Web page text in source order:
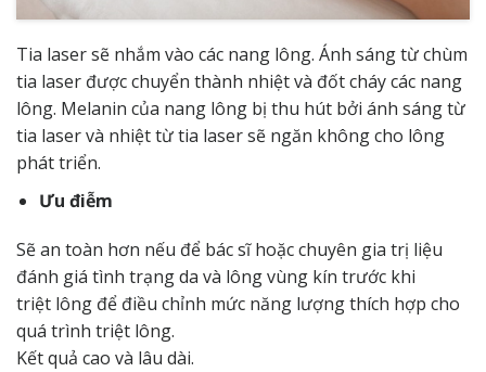
Tia laser sẽ nhắm vào các nang lông. Ánh sáng từ chùm
tia laser được chuyển thành nhiệt và đốt cháy các nang
lông. Melanin của nang lông bị thu hút bởi ánh sáng từ
tia laser và nhiệt từ tia laser sẽ ngăn không cho lông
phát triển.
Ưu điễm
Sẽ an toàn hơn nếu để bác sĩ hoặc chuyên gia trị liệu
đánh giá tình trạng da và lông vùng kín trước khi
triệt lông để điều chỉnh mức năng lượng thích hợp cho
quá trình triệt lông.
Kết quả cao và lâu dài.